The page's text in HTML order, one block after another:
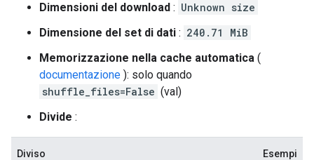
Dimensioni del download : Unknown size
Dimensione del set di dati : 240.71 MiB
Memorizzazione nella cache automatica (
documentazione ): solo quando
shuffle_files=False (val)
Divide :
Diviso Esempi